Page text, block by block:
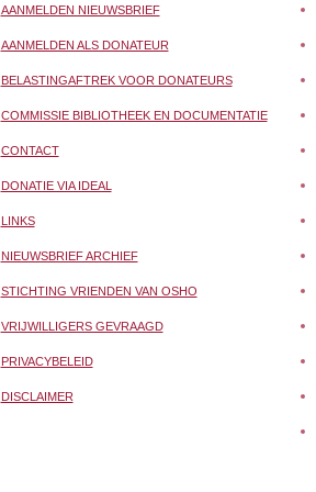
AANMELDEN NIEUWSBRIEF
AANMELDEN ALS DONATEUR
BELASTINGAFTREK VOOR DONATEURS
COMMISSIE BIBLIOTHEEK EN DOCUMENTATIE
CONTACT
DONATIE VIA IDEAL
LINKS
NIEUWSBRIEF ARCHIEF
STICHTING VRIENDEN VAN OSHO
VRIJWILLIGERS GEVRAAGD
PRIVACYBELEID
DISCLAIMER